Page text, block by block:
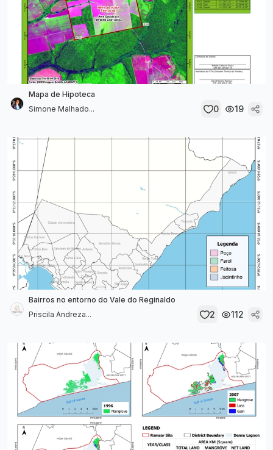
Mapa de Hipoteca
Simone Malhado...
0 19
Bairros no entorno do Vale do Reginaldo
Priscila Andreza...
2 112